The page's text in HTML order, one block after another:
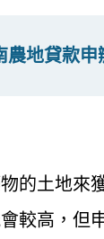
農地貸款申
的土地來
較高，